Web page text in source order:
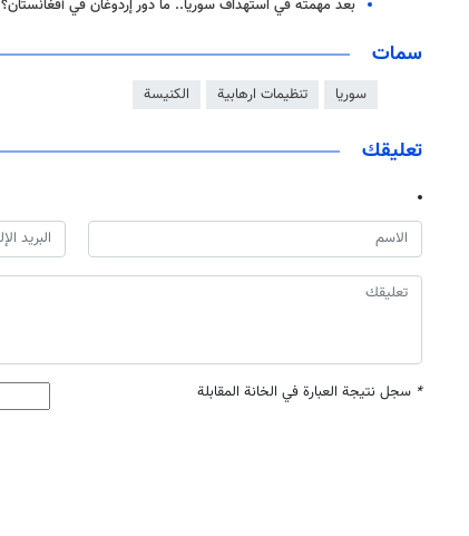
بعد مهمته في استهداف سوريا.. ما دور إردوغان في أفغانستان؟
سمات
سوريا تنظيمات ارهابية الكنيسة
تعليقك
* سجل نتيجة العبارة في الخانة المقابلة